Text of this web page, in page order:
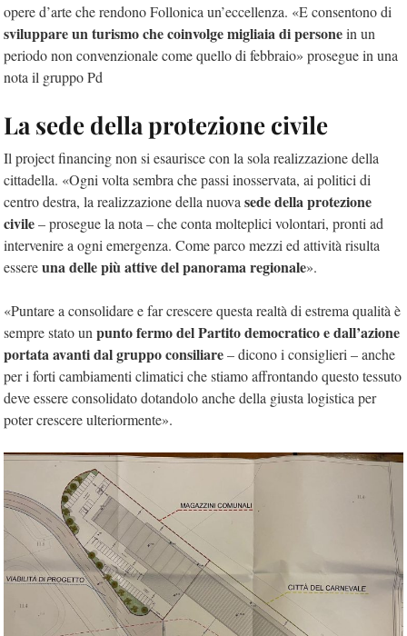
opere d’arte che rendono Follonica un’eccellenza. «E consentono di
sviluppare un turismo che coinvolge migliaia di personein un
periodo non convenzionale come quello di febbraio» prosegue in una
nota il gruppo Pd
La sede della protezione civile
Il project financing non si esaurisce con la sola realizzazione della
cittadella. «Ogni volta sembra che passi inosservata, ai politici di
centro destra, la realizzazione della nuova sede della protezione
civile– prosegue la nota – che conta molteplici volontari, pronti ad
intervenire a ogni emergenza. Come parco mezzi ed attività risulta
essereuna delle più attive del panorama regionale».
«Puntare a consolidare e far crescere questa realtà di estrema qualità è
sempre stato un punto fermo del Partito democratico e dall’azione
portata avanti dal gruppo consiliare– dicono i consiglieri – anche
per i forti cambiamenti climatici che stiamo affrontando questo tessuto
deve essere consolidato dotandolo anche della giusta logistica per
poter crescere ulteriormente».